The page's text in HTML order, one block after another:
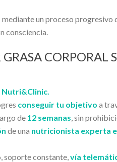
un proceso progresivo
consciencia.
Nutri&Clinic.
conseguir tu objetivo a
de 12 semanas, sin
de una nutricionista experta
soporte constante,vía